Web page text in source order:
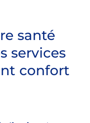
santé
services
confort